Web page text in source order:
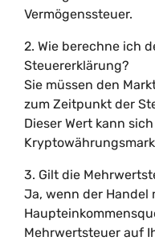
Vermögenssteuer.
2. Wie berechne ich
Steuererklärung?
Sie müssen den
zum Zeitpunkt der
Dieser Wert kann
3. Gilt die
Ja, wenn der Handel
Mehrwertsteuer auf